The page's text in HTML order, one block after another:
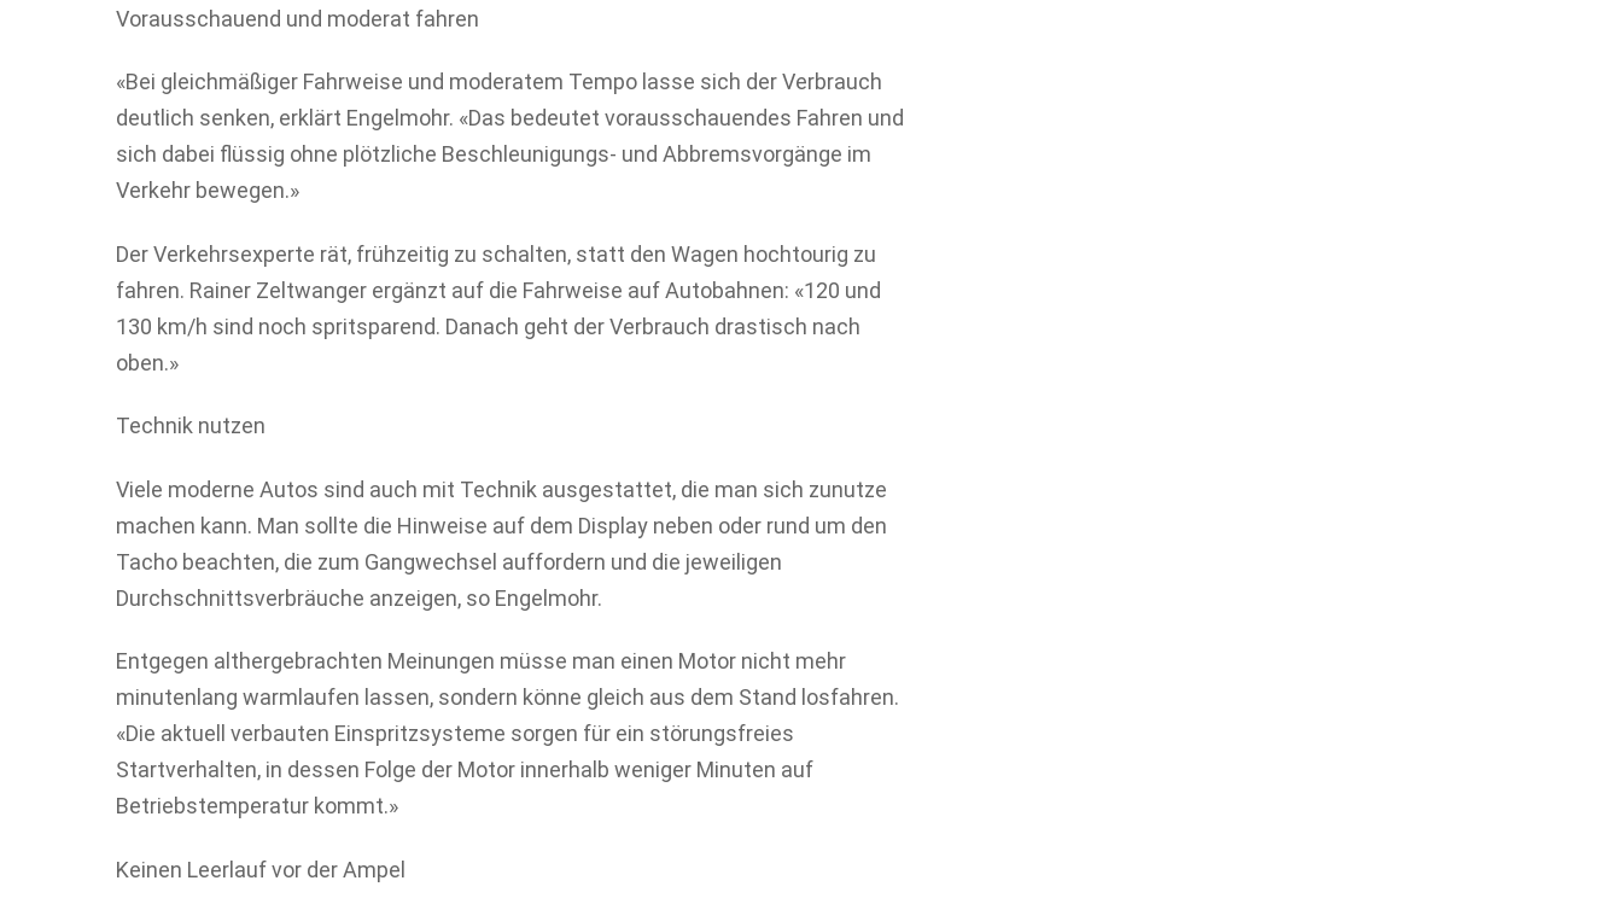
Vorausschauend und moderat fahren
«Bei gleichmäßiger Fahrweise und moderatem Tempo lasse sich der Verbrauch
deutlich senken, erklärt Engelmohr. «Das bedeutet vorausschauendes Fahren und
sich dabei flüssig ohne plötzliche Beschleunigungs- und Abbremsvorgänge im
Verkehr bewegen.»
Der Verkehrsexperte rät, frühzeitig zu schalten, statt den Wagen hochtourig zu
fahren. Rainer Zeltwanger ergänzt auf die Fahrweise auf Autobahnen: «120 und
130 km/h sind noch spritsparend. Danach geht der Verbrauch drastisch nach
oben.»
Technik nutzen
Viele moderne Autos sind auch mit Technik ausgestattet, die man sich zunutze
machen kann. Man sollte die Hinweise auf dem Display neben oder rund um den
Tacho beachten, die zum Gangwechsel auffordern und die jeweiligen
Durchschnittsverbräuche anzeigen, so Engelmohr.
Entgegen althergebrachten Meinungen müsse man einen Motor nicht mehr
minutenlang warmlaufen lassen, sondern könne gleich aus dem Stand losfahren.
«Die aktuell verbauten Einspritzsysteme sorgen für ein störungsfreies
Startverhalten, in dessen Folge der Motor innerhalb weniger Minuten auf
Betriebstemperatur kommt.»
Keinen Leerlauf vor der Ampel